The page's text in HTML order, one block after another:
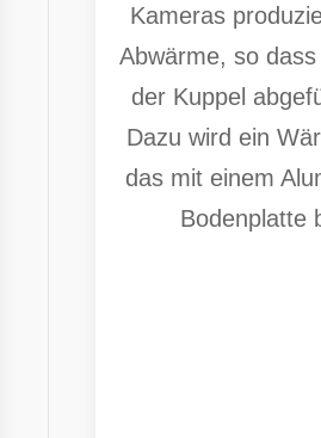
Kameras
Abwärme, so
der Kuppel
Dazu wird ein
das mit einem
Bodenplatte